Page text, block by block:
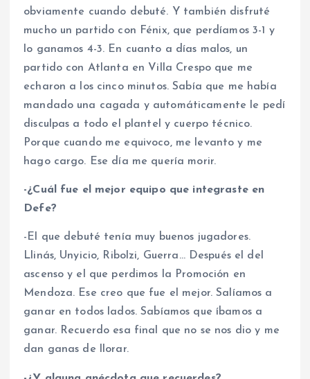
obviamente cuando debuté. Y también disfruté
mucho un partido con Fénix, que perdíamos 3-1 y
lo ganamos 4-3. En cuanto a días malos, un
partido con Atlanta en Villa Crespo que me
echaron a los cinco minutos. Sabía que me había
mandado una cagada y automáticamente le pedí
disculpas a todo el plantel y cuerpo técnico.
Porque cuando me equivoco, me levanto y me
hago cargo. Ese día me quería morir.
-¿Cuál fue el mejor equipo que integraste en
Defe?
-El que debuté tenía muy buenos jugadores.
Llinás, Unyicio, Ribolzi, Guerra… Después el del
ascenso y el que perdimos la Promoción en
Mendoza. Ese creo que fue el mejor. Salíamos a
ganar en todos lados. Sabíamos que íbamos a
ganar. Recuerdo esa final que no se nos dio y me
dan ganas de llorar.